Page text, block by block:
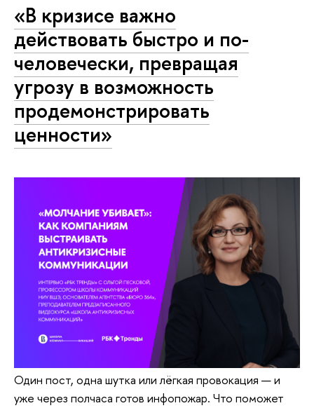
«В кризисе важно
действовать быстро и по-
человечески, превращая
угрозу в возможность
продемонстрировать
ценности»‎
Один пост, одна шутка или лёгкая провокация — и
уже через полчаса готов инфопожар. Что поможет